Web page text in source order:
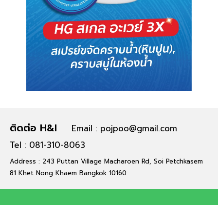
ติดต่อ H&I
Email : pojpoo@gmail.com
Tel : 081-310-8063
Address : 243 Puttan Village Macharoen Rd, Soi Petchkasem
81 Khet Nong Khaem Bangkok 10160